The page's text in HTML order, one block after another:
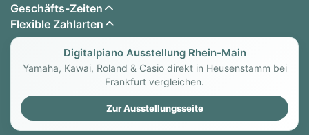
Geschäfts-Zeiten
Flexible Zahlarten
Digitalpiano Ausstellung Rhein-Main
Yamaha, Kawai, Roland & Casio direkt in Heusenstamm bei
Frankfurt vergleichen.
Zur Ausstellungsseite